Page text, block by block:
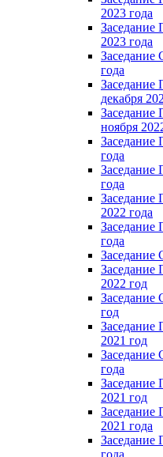
2023 года
Заседание
2023 года
Заседание
года
декабря
ноября
Заседание
года
Заседание
года
Заседание
2022 года
Заседание
года
Заседание
Заседание
2022 год
Заседание
год
Заседание
2021 год
Заседание
года
Заседание
2021 год
Заседание
2021 года
Заседание
года